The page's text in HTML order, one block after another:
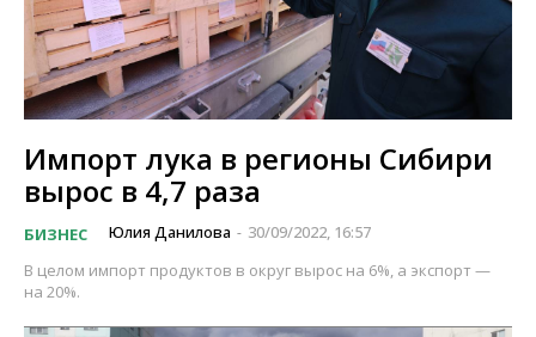
Импорт лука в регионы Сибири
вырос в 4,7 раза
БИЗНЕС Юлия Данилова - 30/09/2022, 16:57
В целом импорт продуктов в округ вырос на 6%, а экспорт —
на 20%.